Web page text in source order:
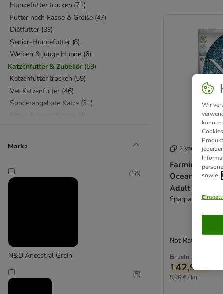
Hundefutter trocken (71)
Futter nach Rasse & Größe (47)
Diätfutter (39)
Senior-Hundefutter (8)
Welpen & junge Hunde (6)
Katzenfutter & Zubehör (59)
Katzenfutter trocken (59)
Vet Katzenfutter (46)
Sonderangebote Katze (31)
Marke
N&D Ancestral Grain
(18)
(5)
2 Varianten
Farmina N&D
Ocean Hering
Adult Medium
Sparpaket: 2 x
Einzeln 146,98 €
142,99 €
5,96 € / kg
Not Rated
Wir
sowie